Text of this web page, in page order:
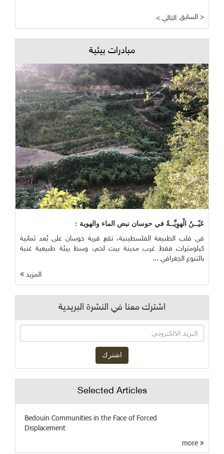
< التالي السابق >
مبادرات بيئية
عَيْــنُ الْهوِيَّــةُ في حوسان نبض الماء والهوية :
في قلب الطبيعة الفلسطينية، تقع قرية حوسان على بُعد ثمانية
كيلومترات فقط غرب مدينة بيت لحم، وسط بيئة طبيعية غنية
بالتنوع الجغرافي ...
المزيد
اشترك معنا في النشرة البريدية
Selected Articles
Bedouin Communities in the Face of Forced
Displacement